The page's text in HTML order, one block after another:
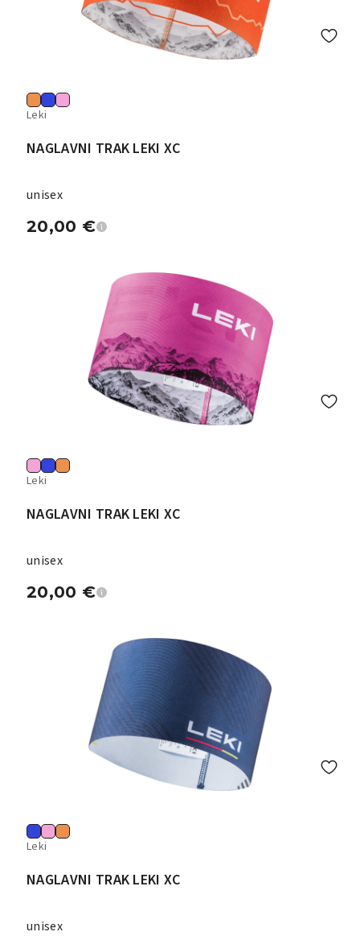
Leki
NAGLAVNI TRAK LEKI XC
unisex
20,00 €
Leki
NAGLAVNI TRAK LEKI XC
unisex
20,00 €
Leki
NAGLAVNI TRAK LEKI XC
unisex